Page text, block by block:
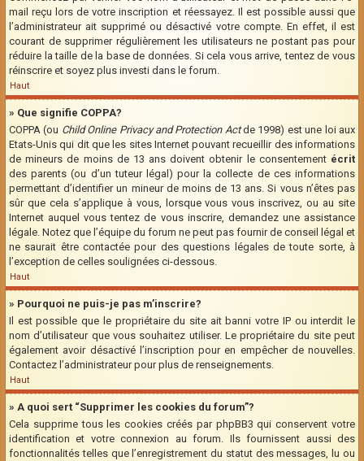
mail reçu lors de votre inscription et réessayez. Il est possible aussi que
l’administrateur ait supprimé ou désactivé votre compte. En effet, il est
courant de supprimer régulièrement les utilisateurs ne postant pas pour
réduire la taille de la base de données. Si cela vous arrive, tentez de vous
réinscrire et soyez plus investi dans le forum.
Haut
» Que signifie COPPA?
COPPA (ou Child Online Privacy and Protection Actde 1998) est une loi aux
Etats-Unis qui dit que les sites Internet pouvant recueillir des informations
de mineurs de moins de 13 ans doivent obtenir le consentement écrit
des parents (ou d’un tuteur légal) pour la collecte de ces informations
permettant d’identifier un mineur de moins de 13 ans. Si vous n’êtes pas
sûr que cela s’applique à vous, lorsque vous vous inscrivez, ou au site
Internet auquel vous tentez de vous inscrire, demandez une assistance
légale. Notez que l’équipe du forum ne peut pas fournir de conseil légal et
ne saurait être contactée pour des questions légales de toute sorte, à
l’exception de celles soulignées ci-dessous.
Haut
» Pourquoi ne puis-je pas m’inscrire?
Il est possible que le propriétaire du site ait banni votre IP ou interdit le
nom d’utilisateur que vous souhaitez utiliser. Le propriétaire du site peut
également avoir désactivé l’inscription pour en empêcher de nouvelles.
Contactez l’administrateur pour plus de renseignements.
Haut
» A quoi sert “Supprimer les cookies du forum”?
Cela supprime tous les cookies créés par phpBB3 qui conservent votre
identification et votre connexion au forum. Ils fournissent aussi des
fonctionnalités telles que l’enregistrement du statut des messages, lu ou